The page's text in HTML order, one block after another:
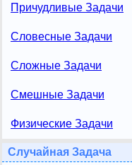
Причудливые Задачи
Словесные Задачи
Сложные Задачи
Смешные Задачи
Физические Задачи
Случайная Задача